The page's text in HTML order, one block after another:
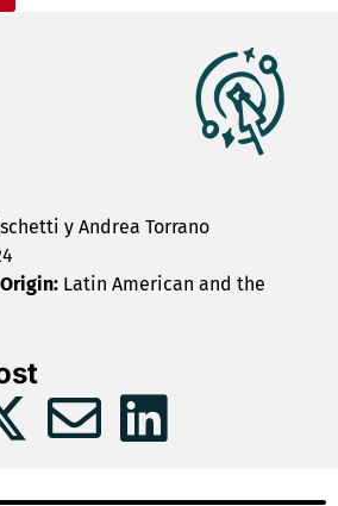
y Andrea Torrano
Latin American and the